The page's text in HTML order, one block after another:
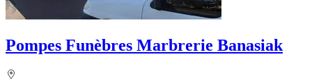
Pompes Funèbres Marbrerie Banasiak